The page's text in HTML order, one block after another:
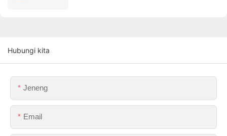
Hubungi kita
Jeneng
Email